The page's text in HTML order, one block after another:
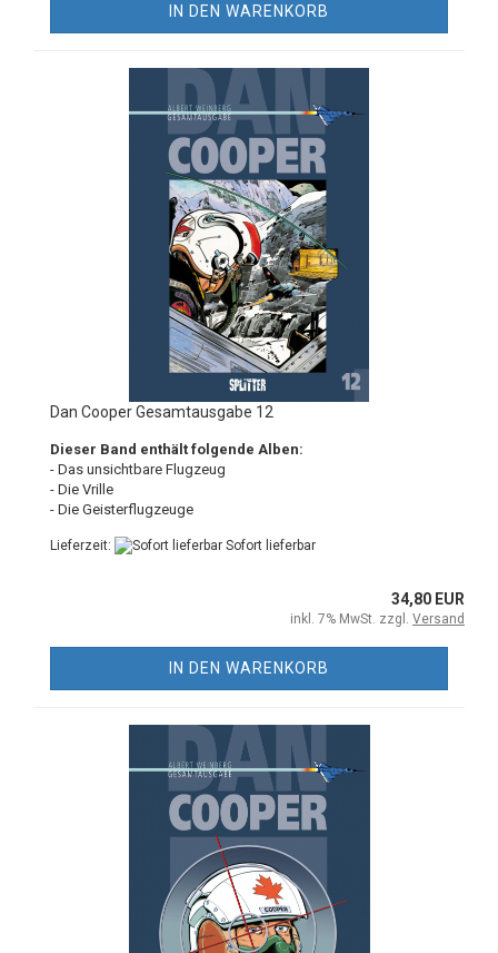
IN DEN WARENKORB
Dan Cooper Gesamtausgabe 12
Dieser Band enthält folgende Alben:
- Das unsichtbare Flugzeug
- Die Vrille
- Die Geisterflugzeuge
Lieferzeit: Sofort lieferbar
34,80 EUR
inkl. 7% MwSt. zzgl. Versand
IN DEN WARENKORB